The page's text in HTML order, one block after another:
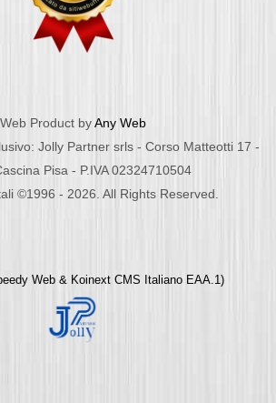
Web Product byAny Web
Jolly Partner srls - Corso Matteotti 17 -
Pisa - P.IVA 02324710504
©1996 - 2026. All Rights Reserved.
Web & Koinext CMS Italiano EAA.1)